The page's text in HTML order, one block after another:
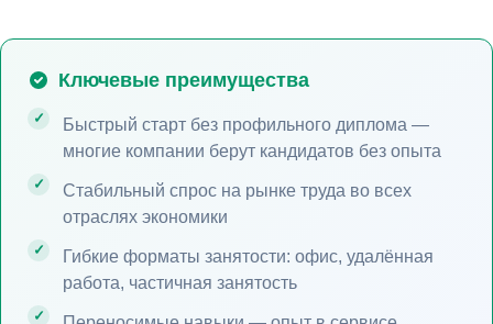
Ключевые преимущества
Быстрый старт без профильного диплома —
многие компании берут кандидатов без опыта
Стабильный спрос на рынке труда во всех
отраслях экономики
Гибкие форматы занятости: офис, удалённая
работа, частичная занятость